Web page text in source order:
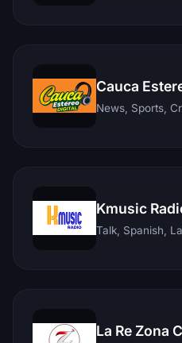
Cauca
News, Sports,
Kmusic
Talk, Spanish,
La Re Zona